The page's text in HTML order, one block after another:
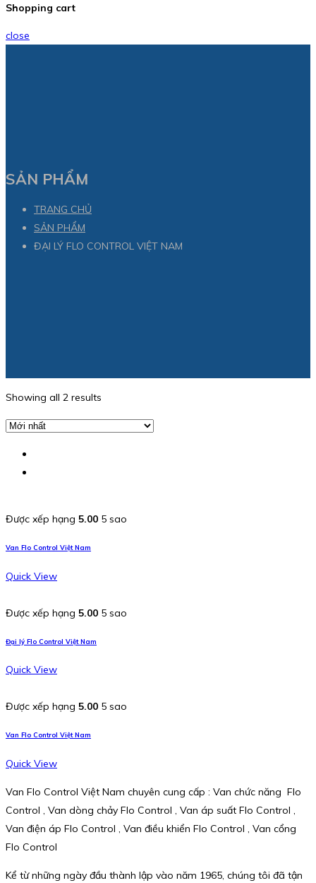
Shopping cart
close
SẢN PHẨM
TRANG CHỦ
SẢN PHẨM
ĐẠI LÝ FLO CONTROL VIỆT NAM
Showing all 2 results
Được xếp hạng 5.00 5 sao
Van Flo Control Việt Nam
Quick View
Được xếp hạng 5.00 5 sao
Đại lý Flo Control Việt Nam
Quick View
Được xếp hạng 5.00 5 sao
Van Flo Control Việt Nam
Quick View
Van Flo Control Việt Nam chuyên cung cấp : Van chức năng Flo
Control , Van dòng chảy Flo Control , Van áp suất Flo Control ,
Van điện áp Flo Control , Van điều khiển Flo Control , Van cổng
Flo Control
Kể từ những ngày đầu thành lập vào năm 1965, chúng tôi đã tận